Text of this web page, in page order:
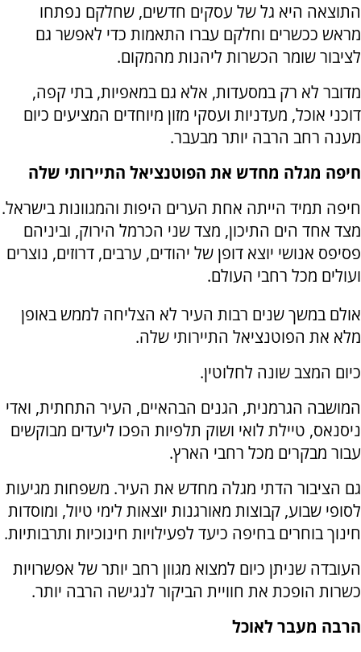
התוצאה היא גל של עסקים חדשים, שחלקם נפתחו
מראש ככשרים וחלקם עברו התאמות כדי לאפשר גם
לציבור שומר הכשרות ליהנות מהמקום.
מדובר לא רק במסעדות, אלא גם במאפיות, בתי קפה,
דוכני אוכל, מעדניות ועסקי מזון מיוחדים המציעים כיום
מענה רחב הרבה יותר מבעבר.
חיפה מגלה מחדש את הפוטנציאל התיירותי שלה
חיפה תמיד הייתה אחת הערים היפות והמגוונות בישראל.
מצד אחד הים התיכון, מצד שני הכרמל הירוק, וביניהם
פסיפס אנושי יוצא דופן של יהודים, ערבים, דרוזים, נוצרים
ועולים מכל רחבי העולם.
אולם במשך שנים רבות העיר לא הצליחה לממש באופן
מלא את הפוטנציאל התיירותי שלה.
כיום המצב שונה לחלוטין.
המושבה הגרמנית, הגנים הבהאיים, העיר התחתית, ואדי
ניסנאס, טיילת לואי ושוק תלפיות הפכו ליעדים מבוקשים
עבור מבקרים מכל רחבי הארץ.
גם הציבור הדתי מגלה מחדש את העיר. משפחות מגיעות
לסופי שבוע, קבוצות מאורגנות יוצאות לימי טיול, ומוסדות
חינוך בוחרים בחיפה כיעד לפעילויות חינוכיות ותרבותיות.
העובדה שניתן כיום למצוא מגוון רחב יותר של אפשרויות
כשרות הופכת את חוויית הביקור לנגישה הרבה יותר.
הרבה מעבר לאוכל